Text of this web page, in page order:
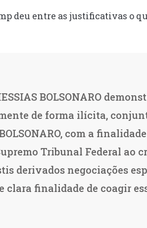
deu entre as justificativas o
BOLSONARO
de forma ilícita,
com a
Tribunal Federal ao
derivados negociações
clara finalidade de coagir